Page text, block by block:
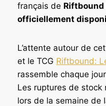
français de Riftbound
officiellement
L’attente autour de
et le TCG Riftbound:
rassemble chaque
Les ruptures de stock
lors de la semaine de